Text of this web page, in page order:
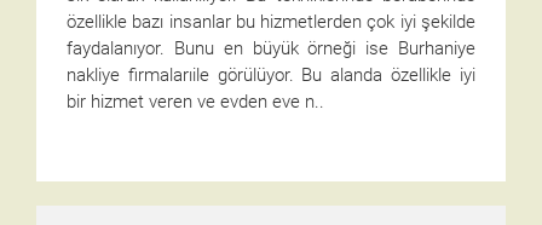
özellikle bazı insanlar bu hizmetlerden çok iyi şekilde
faydalanıyor. Bunu en büyük örneği ise Burhaniye
nakliye firmalarıile görülüyor. Bu alanda özellikle iyi
bir hizmet veren ve evden eve n..